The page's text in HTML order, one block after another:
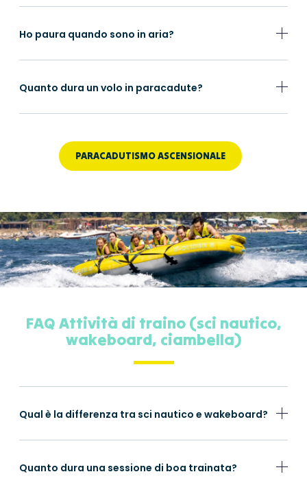
Ho paura quando sono in aria?
Quanto dura un volo in paracadute?
PARACADUTISMO ASCENSIONALE
FAQ Attività di traino (sci nautico,
wakeboard, ciambella)
Qual è la differenza tra sci nautico e wakeboard?
Quanto dura una sessione di boa trainata?